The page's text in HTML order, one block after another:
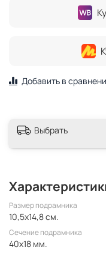
Добавить в
Выбрать
Размер подрамника
10,5x14,8 см.
Сечение подрамника
40x18 мм.